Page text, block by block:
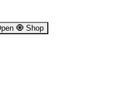
Open 🧿 Shop